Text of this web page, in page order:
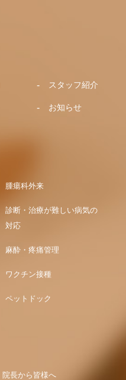
スタッフ紹介
お知らせ
腫瘍科外来
診断・治療が難しい病気の
対応
麻酔・疼痛管理
ワクチン接種
ペットドック
院長から皆様へ